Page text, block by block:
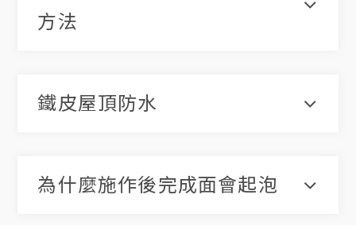
方法
鐵皮屋頂防水
為什麼施作後完成面會起泡